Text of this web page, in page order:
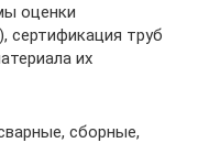
оценки
сертификация труб
их
сборные,